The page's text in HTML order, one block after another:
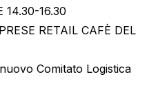
14.30-16.30
RETAIL CAFÈ DEL
Comitato Logistica